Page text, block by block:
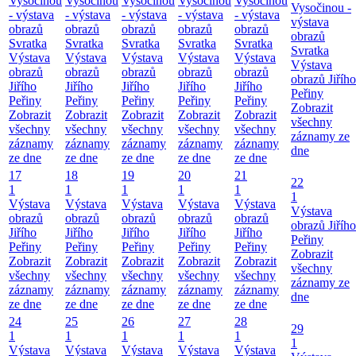
- výstava
obrazů
Svratka
Výstava
obrazů
Jiřího
Peřiny
Zobrazit
všechny
záznamy
ze dne
- výstava
obrazů
Svratka
Výstava
obrazů
Jiřího
Peřiny
Zobrazit
všechny
záznamy
ze dne
- výstava
obrazů
Svratka
Výstava
obrazů
Jiřího
Peřiny
Zobrazit
všechny
záznamy
ze dne
- výstava
obrazů
Svratka
Výstava
obrazů
Jiřího
Peřiny
Zobrazit
všechny
záznamy
ze dne
- výstava
obrazů
Svratka
Výstava
obrazů
Jiřího
Peřiny
Zobrazit
všechny
záznamy
ze dne
Vysočinou -
výstava
obrazů
Svratka
Výstava
obrazů Jiřího
Peřiny
Zobrazit
všechny
záznamy ze
dne
17
1
Výstava
obrazů
Jiřího
Peřiny
Zobrazit
všechny
záznamy
ze dne
18
1
Výstava
obrazů
Jiřího
Peřiny
Zobrazit
všechny
záznamy
ze dne
19
1
Výstava
obrazů
Jiřího
Peřiny
Zobrazit
všechny
záznamy
ze dne
20
1
Výstava
obrazů
Jiřího
Peřiny
Zobrazit
všechny
záznamy
ze dne
21
1
Výstava
obrazů
Jiřího
Peřiny
Zobrazit
všechny
záznamy
ze dne
22
1
Výstava
obrazů Jiřího
Peřiny
Zobrazit
všechny
záznamy ze
dne
24
1
Výstava
25
1
Výstava
26
1
Výstava
27
1
Výstava
28
1
Výstava
29
1